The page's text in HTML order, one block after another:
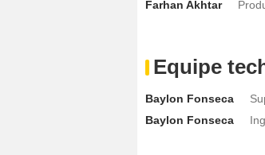
Farhan Akhtar
Equipe
Baylon Fonseca
Baylon Fonseca